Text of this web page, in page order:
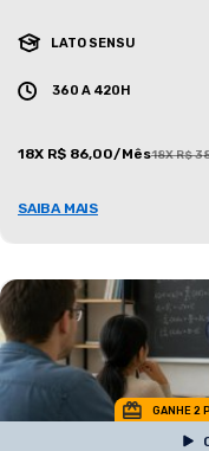
LATO SENSU
360 A 420H
18X R$ 86,00/Mês18X R$
SAIBA MAIS
GANHE 2